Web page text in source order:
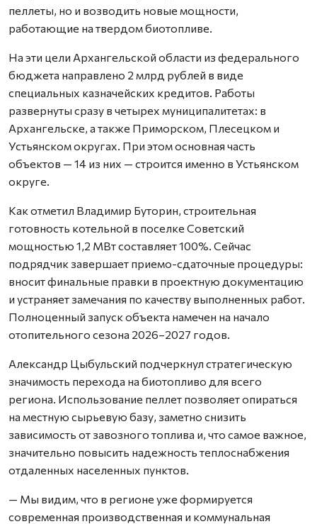
пеллеты, но и возводить новые мощности,
работающие на твердом биотопливе.
На эти цели Архангельской области из федерального
бюджета направлено 2 млрд рублей в виде
специальных казначейских кредитов. Работы
развернуты сразу в четырех муниципалитетах: в
Архангельске, а также Приморском, Плесецком и
Устьянском округах. При этом основная часть
объектов — 14 из них — строится именно в Устьянском
округе.
Как отметил Владимир Буторин, строительная
готовность котельной в поселке Советский
мощностью 1,2 МВт составляет 100%. Сейчас
подрядчик завершает приемо-сдаточные процедуры:
вносит финальные правки в проектную документацию
и устраняет замечания по качеству выполненных работ.
Полноценный запуск объекта намечен на начало
отопительного сезона 2026–2027 годов.
Александр Цыбульский подчеркнул стратегическую
значимость перехода на биотопливо для всего
региона. Использование пеллет позволяет опираться
на местную сырьевую базу, заметно снизить
зависимость от завозного топлива и, что самое важное,
значительно повысить надежность теплоснабжения
отдаленных населенных пунктов.
— Мы видим, что в регионе уже формируется
современная производственная и коммунальная